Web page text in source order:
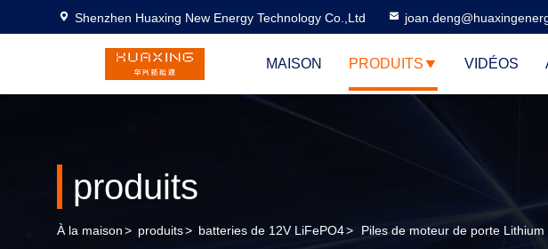
Shenzhen Huaxing New Energy Technology Co.,Ltd
MAISON PRODUITS VIDÉOS
produits
À la maison> produits> batteries de 12V LiFePO4> Piles de moteur de porte